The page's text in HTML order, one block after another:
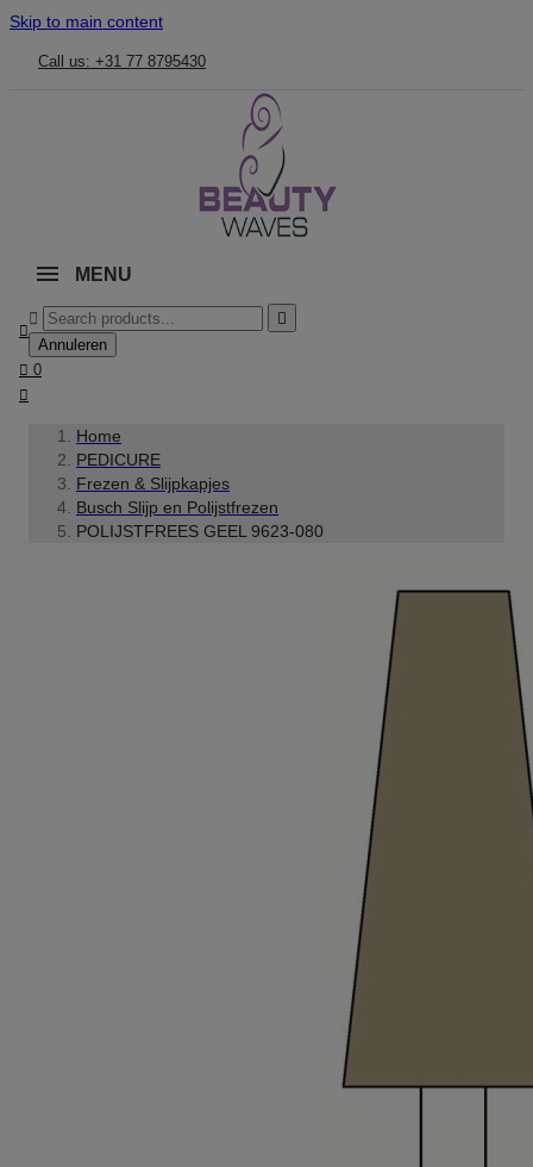
Skip to main content
Call us: +31 77 8795430
MENU



Annuleren
 0

Home
PEDICURE
Frezen & Slijpkapjes
Busch Slijp en Polijstfrezen
POLIJSTFREES GEEL 9623-080